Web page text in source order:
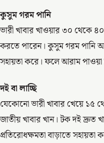
কুসুম গরম পানি
ভারী খাবার খাওয়ার ৩০ থেকে
করতে পারেন। কুসুম গরম পানি
সহায়তা করে। ফলে আরাম পাওয়া
দই বা লাচ্ছি
যেকোনো ভারী খাবার খেয়ে ১৫
জাতীয় খাবার খান। টক দই দ্রুত
প্রতিরোধক্ষমতা বাড়াতে সহায়তা